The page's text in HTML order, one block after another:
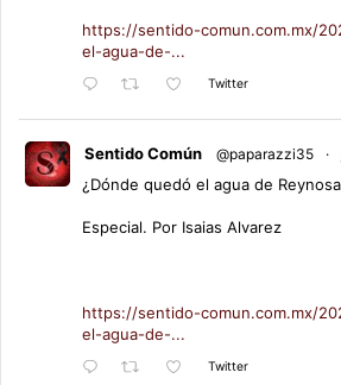
https://sentido-comun.com.mx/
el-agua-de-...
Twitter
Sentido Común @paparazzi35 ·
¿Dónde quedó el agua de
Especial. Por Isaias Alvarez
https://sentido-comun.com.mx/
el-agua-de-...
Twitter